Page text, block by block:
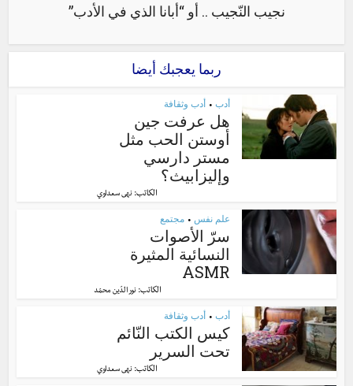
نجيب النّجيب .. أو “أبانا الذي في الأدب”
ربما يعجبك أيضا
أدب • أدب وثقافة
هل عرفت جين
أوستن الحب مثل
مستر دارسي
وإليزابيث؟
الكاتب: نهى سعداوي
علم نفس • مجتمع
سرّ الأصوات
النسائية المثيرة
ASMR
الكاتب:نور الدّين محمّد
أدب • أدب وثقافة
كيس الكتب النّائم
تحت السرير
الكاتب: نهى سعداوي